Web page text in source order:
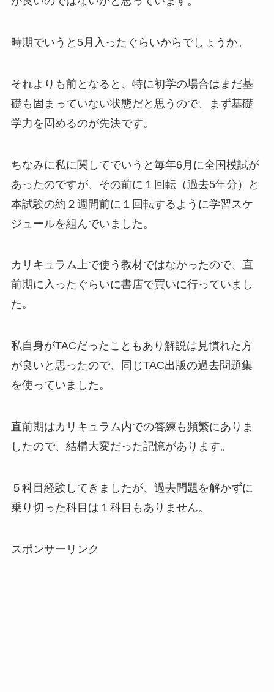
時期でいうと5月入ったぐらいからでしょうか。
それよりも前となると、特に初学の場合はまだ基
礎も固まっていない状態だと思うので、まず基礎
学力を固めるのが先決です。
ちなみに私に関してでいうと毎年6月に全国模試が
あったのですが、その前に１回転（過去5年分）と
本試験の約２週間前に１回転するように学習スケ
ジュールを組んでいました。
カリキュラム上で使う教材ではなかったので、直
前期に入ったぐらいに書店で買いに行っていまし
た。
私自身がTACだったこともあり解説は見慣れた方
が良いと思ったので、同じTAC出版の過去問題集
を使っていました。
直前期はカリキュラム内での答練も頻繁にありま
したので、結構大変だった記憶があります。
５科目経験してきましたが、過去問題を解かずに
乗り切った科目は１科目もありません。
スポンサーリンク